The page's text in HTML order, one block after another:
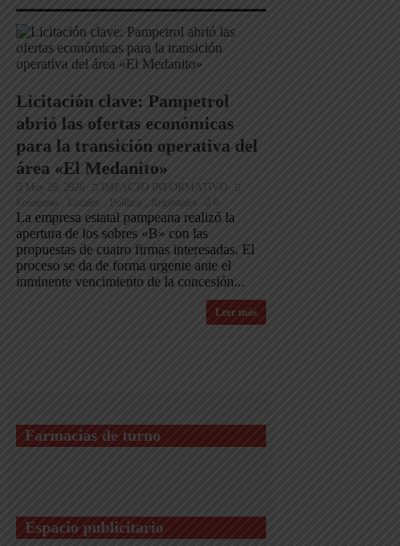
Licitación clave: Pampetrol
abrió las ofertas económicas
para la transición operativa del
área «El Medanito»
May 28, 2026
IMPACTO INFORMATIVO
Economia
Locales Politica Regionales 0
La empresa estatal pampeana realizó la
apertura de los sobres «B» con las
propuestas de cuatro firmas interesadas. El
proceso se da de forma urgente ante el
inminente vencimiento de la concesión...
Leer más
Farmacias de turno
Espacio publicitario